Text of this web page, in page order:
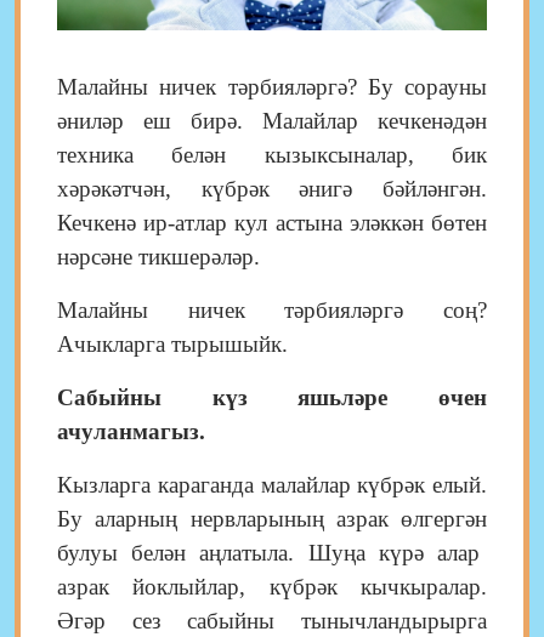
Малайны ничек тәрбияләргә? Бу сорауны
әниләр еш бирә. Малайлар кечкенәдән
техника белән кызыксыналар,
бик
хәрәкәтчән, күбрәкәнигә бәйләнгән.
Кечкенә ир-атлар кул астына эләккән бөтен
нәрсәне тикшерәләр.
Малайны ничек тәрбияләргә соң?
Ачыкларга тырышыйк.
Сабыйны күз яшьләре өчен
ачуланмагыз.
Кызларга караганда малайлар күбрәк елый.
Бу аларның нервларының азрак өлгергән
булуы белән аңлатыла. Шуңа күрә алар
азрак йоклыйлар, күбрәк кычкыралар.
Әгәр сез сабыйны тынычландырырга